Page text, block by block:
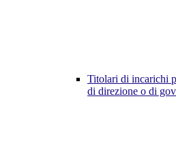
Titolari di incarichi
di direzione o di